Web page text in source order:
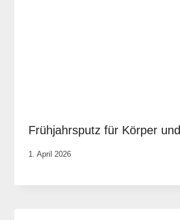
Frühjahrsputz für Körper
Von
Physio
1. April 2026